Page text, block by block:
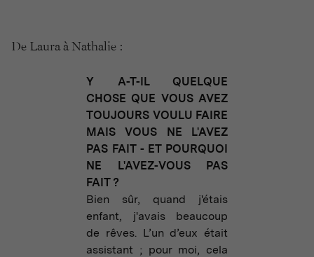
De Laura à Nathalie :
Y A-T-IL QUELQUE
CHOSE QUE VOUS AVEZ
TOUJOURS VOULU FAIRE
MAIS VOUS NE L'AVEZ
PAS FAIT - ET POURQUOI
NE L'AVEZ-VOUS PAS
FAIT ?
Bien sûr, quand j'étais
enfant, j'avais beaucoup
de rêves. L’un d’eux était
assistant ; pour moi, cela